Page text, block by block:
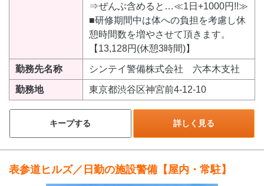
⇒ぜんぶ含めると…≪1日+1000円!!≫
■研修期間中は体への負担を考慮し休
憩時間数を増やさせて頂きます。
【13,128円(休憩3時間)】
勤務先名称 シンテイ警備株式会社 六本木支社
勤務地 東京都渋谷区神宮前4-12-10
キープする 詳しく見る
表参道ヒルズ／日勤の施設警備【屋内・常駐】